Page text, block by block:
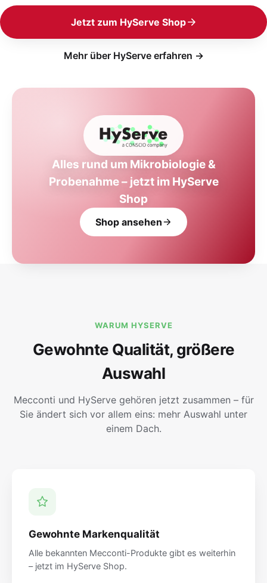
Jetzt zum HyServe Shop
Mehr über HyServe erfahren →
Alles rund um Mikrobiologie &
Probenahme – jetzt im HyServe
Shop
Shop ansehen
WARUM HYSERVE
Gewohnte Qualität, größere
Auswahl
Mecconti und HyServe gehören jetzt zusammen – für
Sie ändert sich vor allem eins: mehr Auswahl unter
einem Dach.
Gewohnte Markenqualität
Alle bekannten Mecconti-Produkte gibt es weiterhin
– jetzt im HyServe Shop.